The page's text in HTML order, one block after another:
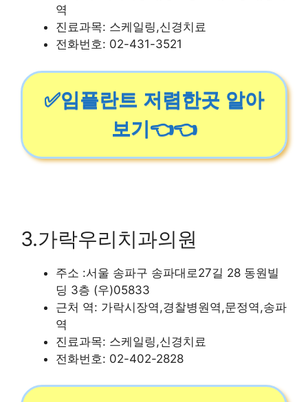
역
진료과목: 스케일링,신경치료
전화번호: 02-431-3521
✅임플란트 저렴한곳 알아
보기👈👈
3.가락우리치과의원
주소 :서울 송파구 송파대로27길 28 동원빌
딩 3층 (우)05833
근처 역: 가락시장역,경찰병원역,문정역,송파
역
진료과목: 스케일링,신경치료
전화번호: 02-402-2828